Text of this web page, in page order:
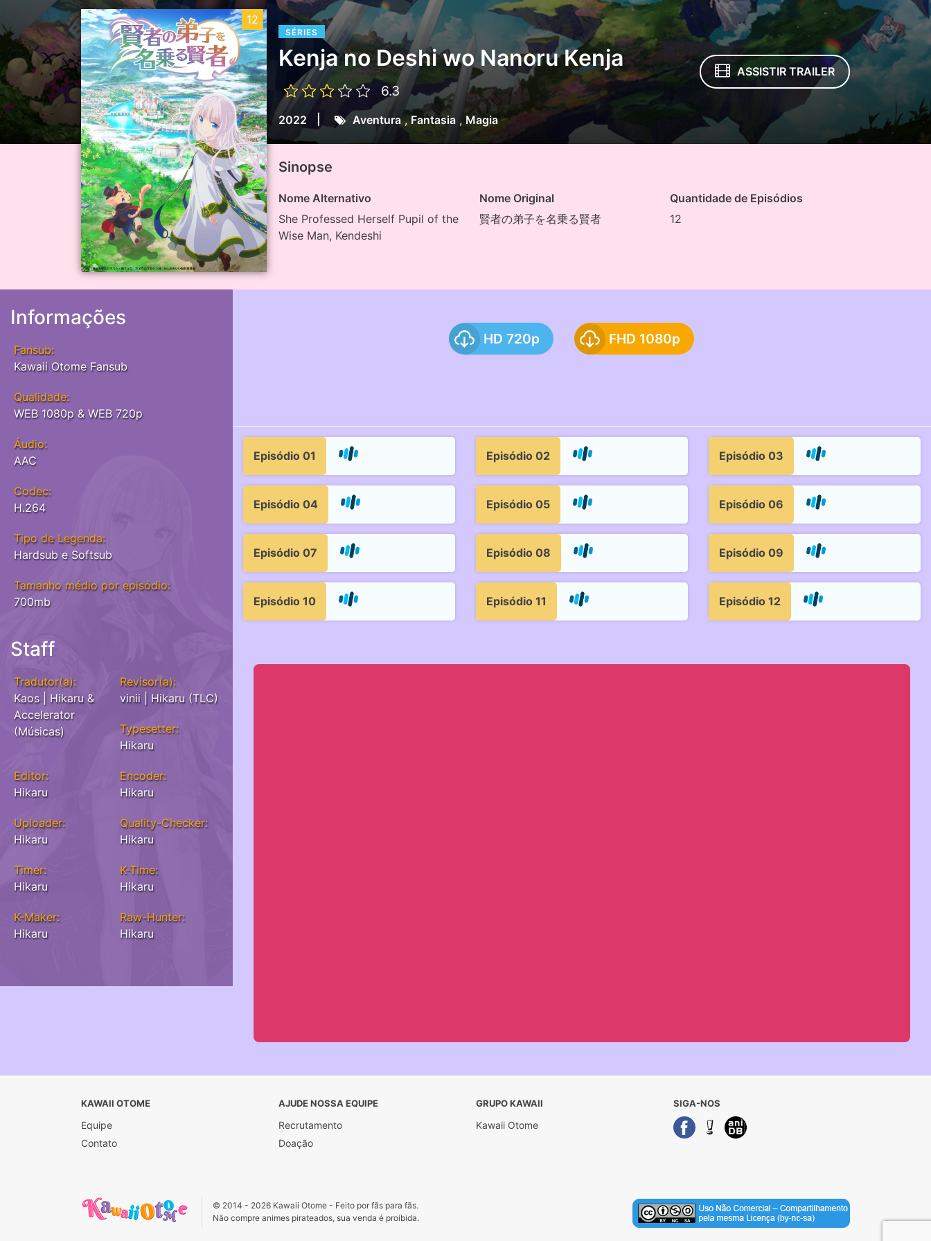
12
SÉRIES
Kenja no Deshi wo Nanoru Kenja
6.3
2022 Aventura,Fantasia , Magia
ASSISTIR TRAILER
Sinopse
Nome Alternativo
She Professed Herself Pupil of the
Wise Man, Kendeshi
Nome Original
賢者の弟子を名乗る賢者
Quantidade de Episódios
12
Informações
Fansub:
Kawaii Otome Fansub
Qualidade:
WEB 1080p & WEB 720p
Áudio:
AAC
Codec:
H.264
Tipo de Legenda:
Hardsub e Softsub
Tamanho médio por episódio:
700mb
Staff
Tradutor(a):
Kaos | Hikaru &
Accelerator
(Músicas)
Revisor(a):
vinii | Hikaru (TLC)
Typesetter:
Hikaru
Editor:
Hikaru
Encoder:
Hikaru
Uploader:
Hikaru
Quality-Checker:
Hikaru
Timer:
Hikaru
K-Time:
Hikaru
K-Maker:
Hikaru
Raw-Hunter:
Hikaru
HD 720p FHD 1080p
Episódio 01 Episódio 02 Episódio 03
Episódio 04 Episódio 05 Episódio 06
Episódio 07 Episódio 08 Episódio 09
Episódio 10 Episódio 11 Episódio 12
KAWAII OTOME
Equipe
Contato
AJUDE NOSSA EQUIPE
Recrutamento
Doação
GRUPO KAWAII
Kawaii Otome
SIGA-NOS
© 2014 - 2026 Kawaii Otome - Feito por fãs para fãs.
Não compre animes pirateados, sua venda é proíbida.